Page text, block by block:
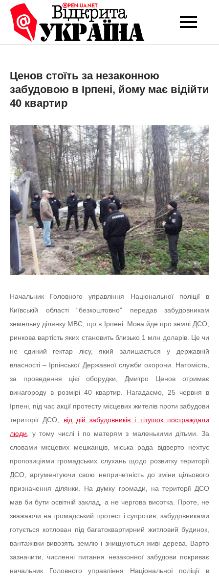
Перейти
вмісту
Open-UA
NET
Це ваше надійне
експертних думок
Ценов стоїть за незаконною
забудовою в Ірпені, йому має відійти
40 квартир
Начальник Головного управління Національної поліції в
Київській області “безкоштовно” передав забудовникам
земельну ділянку МВС, що в Ірпені. Мова йде про землі ДСО,
ринкова вартість яких становить близько 1 млн доларів. Це чи
не єдиний гектар лісу, який залишається у державній
власності – Ірпінської Державної служби охорони. Натомість,
за проведення цієї оборудки, Дмитро Ценов отримає
винагороду в розмірі 40 квартир. Нагадаємо, 25 червня в
Ірпені, під час акції протесту місцевих жителів проти забудови
території ДСО, від дій забудовників і тітушок постраждали
люди , у тому числі і по матерям з маленькими дітьми. За
словами місцевих мешканців, міська рада відверто нехтує
пропозиціями громадських слухань щодо розвитку території
ДСО, аргументуючи свою непричетність до зміни цільового
призначення ділянки. На думку громади, на території ДСО
мав би бути освітній заклад, а не чергова висотка. Проте, не
зважаючи на громадський протест і супротив, забудовниками
готується котлован під багатоквартирний житловий будинок,
вантажівки вивозять землю і знищуються живі дерева. Варто
зазначити, численні питання незаконної забудови покриває
начальник Головного управління Національної поліції в